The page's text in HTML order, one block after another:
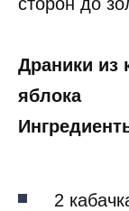
Драники из
яблока
2